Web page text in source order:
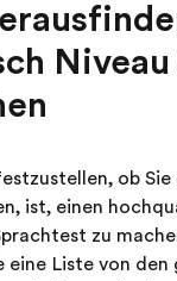
Niveau
ob Sie
ist, einen
zu
eine Liste von den